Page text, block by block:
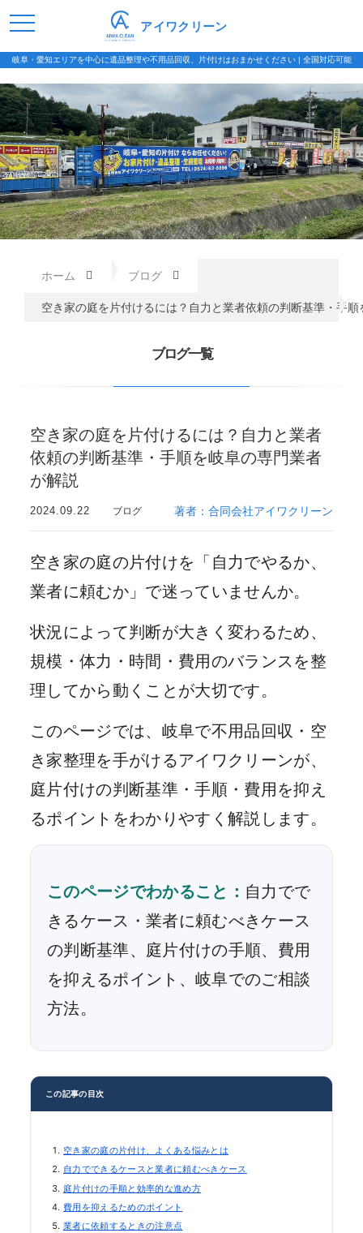
岐阜・愛知エリアを中心に遺品整理や不用品回収、片付けはおまかせください | 全国対応可能
アイワクリーン
ホーム ブログ
空き家の庭を片付けるには？自力と業者依頼の判断基準・手
ブログ一覧
空き家の庭を片付けるには？自力と業者
依頼の判断基準・手順を岐阜の専門業者
が解説
2024.09.22 ブログ 著者：合同会社アイワクリーン
空き家の庭の片付けを「自力でやるか、
業者に頼むか」で迷っていませんか。
状況によって判断が大きく変わるため、
規模・体力・時間・費用のバランスを整
理してから動くことが大切です。
このページでは、岐阜で不用品回収・空
き家整理を手がけるアイワクリーンが、
庭片付けの判断基準・手順・費用を抑え
るポイントをわかりやすく解説します。
このページでわかること： 自力でで
きるケース・業者に頼むべきケース
の判断基準、庭片付けの手順、費用
を抑えるポイント、岐阜でのご相談
方法。
この記事の目次
空き家の庭の片付け、よくある悩みとは
自力でできるケースと業者に頼むべきケース
庭片付けの手順と効率的な進め方
費用を抑えるためのポイント
業者に依頼するときの注意点